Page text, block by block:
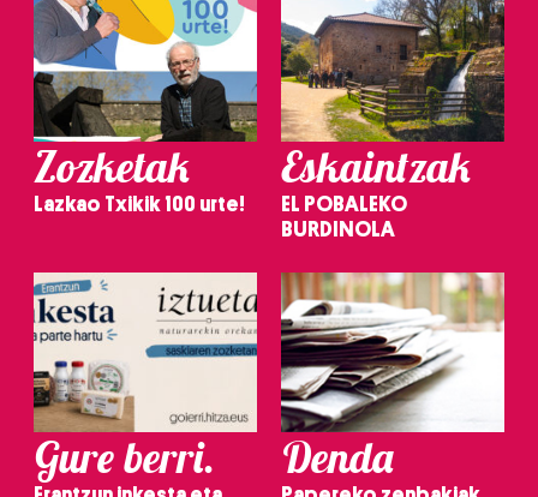
Zozketak
Lazkao Txikik 100 urte!
Eskaintzak
EL POBALEKO
BURDINOLA
Gure berri. Denda